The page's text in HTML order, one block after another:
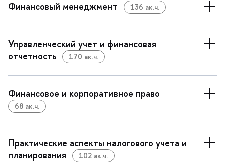
Финансовый менеджмент 136 ак.ч.
Управленческий учет и финансовая
отчетность
170 ак.ч.
Финансовое и корпоративное право
68 ак.ч.
Практические аспекты налогового учета и
планирования
102 ак.ч.